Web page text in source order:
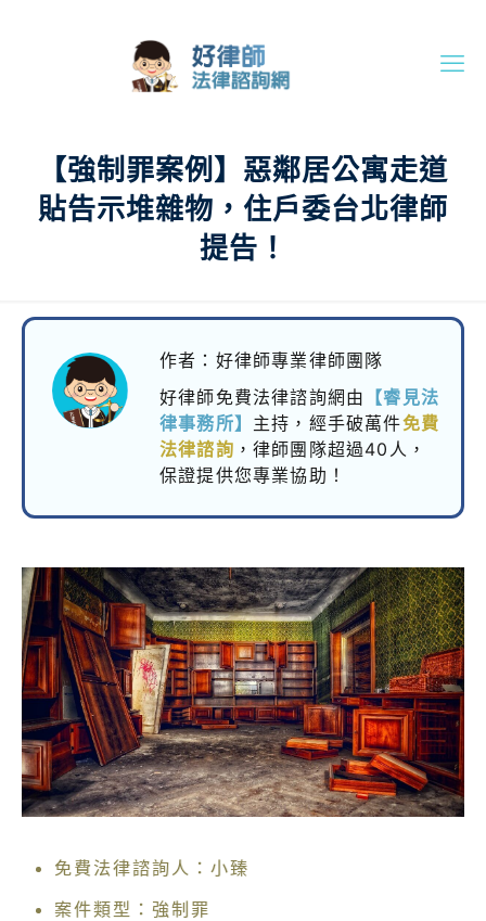
【強制罪案例】惡鄰居公寓走道
貼告示堆雜物，住戶委台北律師
提告！
作者：好律師專業律師團隊
好律師免費法律諮詢網由
【睿見法
律事務所】 主持， 經手破萬件免費
法律諮詢 ，律師團隊超過40人，
保證提供您專業協助！
免費法律諮詢人：小臻
案件類型：強制罪